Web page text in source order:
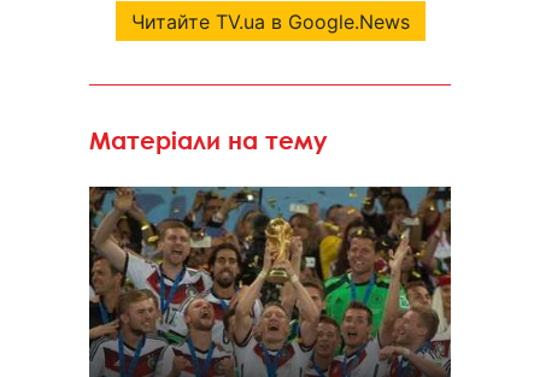
Читайте TV.ua в Google.News
Матеріали на тему